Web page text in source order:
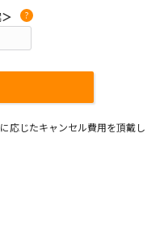
?
応じたキャンセル費用を頂戴し